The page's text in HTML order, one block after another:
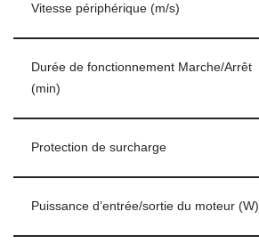
Vitesse périphérique (m/s)
Durée de fonctionnement Marche/Arrêt
(min)
Protection de surcharge
Puissance d’entrée/sortie du moteur (W)